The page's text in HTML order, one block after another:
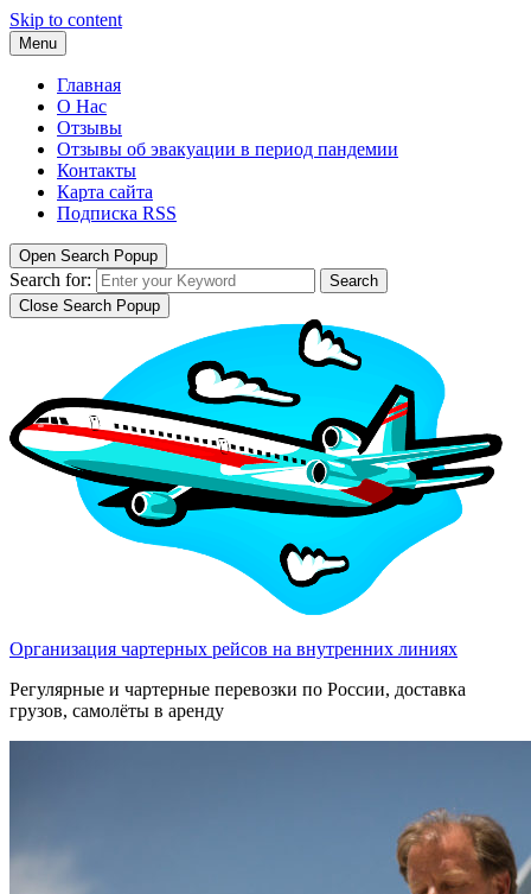
Skip to content
Menu
Главная
О Нас
Отзывы
Отзывы об эвакуации в период пандемии
Контакты
Карта сайта
Подписка RSS
Open Search Popup
Search for:
Search
Close Search Popup
Организация чартерных рейсов на внутренних линиях
Регулярные и чартерные перевозки по России, доставка
грузов, самолёты в аренду